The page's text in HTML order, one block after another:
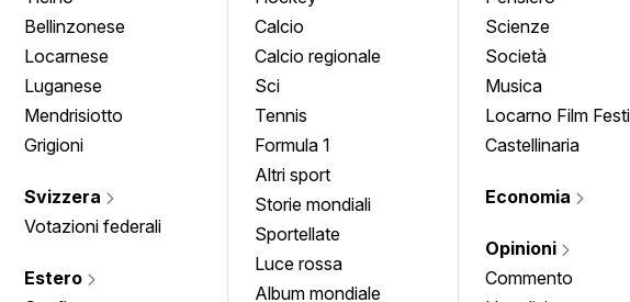
Bellinzonese
Locarnese
Luganese
Mendrisiotto
Grigioni
Svizzera
Votazioni federali
Estero
Calcio
Calcio regionale
Sci
Tennis
Formula 1
Altri sport
Storie mondiali
Sportellate
Luce rossa
Album mondiale
Scienze
Società
Musica
Locarno Film
Castellinaria
Economia
Opinioni
Commento